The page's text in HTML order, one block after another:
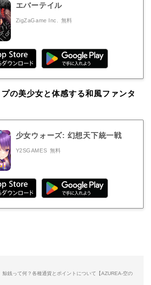
エバーテイル
ZigZaGame Inc. 無料
の美少女と体感する和風ファンタ
少女ウォーズ: 幻想天下統一戦
Y2SGAMES 無料
鯨銭って何？各種通貨とポイントについて【AZUREA-空の